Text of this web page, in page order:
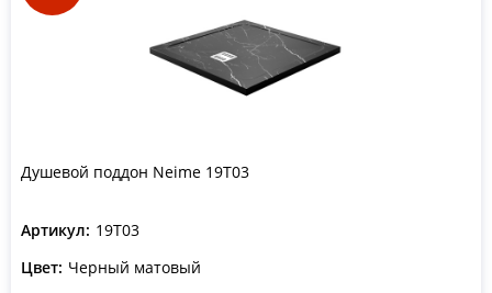
Душевой поддон Neime 19T03
Артикул: 19T03
Цвет: Черный матовый